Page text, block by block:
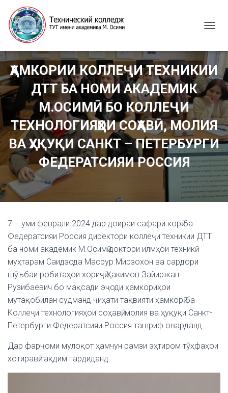
G
L
E
N
A
V
I
G
A
T
I
O
N
ҲАМКОРИИ КОЛЛЕҶИ ТЕХНИКИИ
ДТТ БА НОМИ АКАДЕМИК
М.ОСИМӢ БО КОЛЛЕҶИ
ТЕХНОЛОГИЯҲОИ СОҲАВӢ, МОЛИЯ
ВА ҲУҚУҚИ САНКТ – ПЕТЕРБУРГИ
ФЕДЕРАТСИЯИ РОССИЯ
7 – уми феврали 2024 дар доираи сафари корӣ ба
Федератсияи Россия директори коллеҷи техникии ДТТ
ба номи академик М.Осимӣ доктори илмҳои техникӣ
муҳтарам Саидзода Масрур Мирзохон ва сардори
шӯъбаи робитаҳои хориҷӣ Ҳакимов Зайиржан
Рузибаевич бо мақсади эҷоди ҳамкориҳои
мутақобилан судманд ҷиҳати тақвияти ҳамкорӣ ба
Коллеҷи технологияҳои соҳавӣ, молия ва ҳуқуқи Санкт-
Петербурги Федератсияи Россия ташриф оварданд.
Дар фарҷоми мулоқот ҳамчун рамзи эҳтиром тӯҳфаҳои
хотиравӣ тақдим гардиданд.